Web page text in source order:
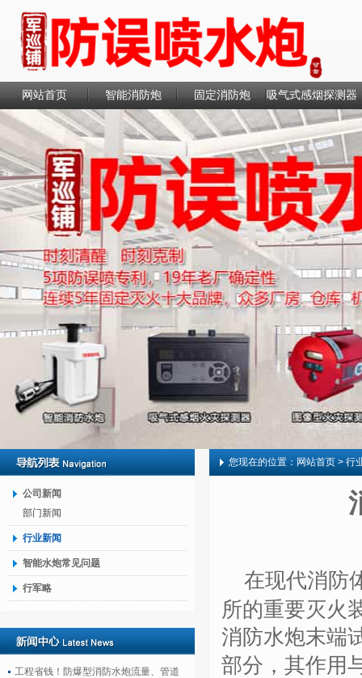
网站首页 智能消防炮 固定消防炮 吸气式感烟探测器
联系我们
公司新闻
部门新闻
行业新闻
智能水炮常见问题
行军略
工程省钱！防爆型消防水炮流量、管道
您现在的位置： 网站首页 > 行
在现代消防
所的重要灭火
消防水炮末端
部分，其作用